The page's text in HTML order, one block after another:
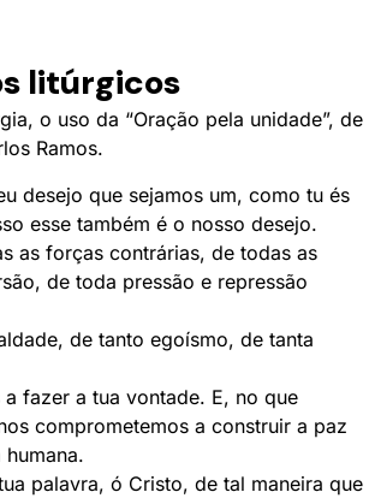
litúrgicos
o uso da “Oração pela unidade”, de
Ramos.
desejo que sejamos um, como tu és
esse também é o nosso desejo.
as forças contrárias, de todas as
de toda pressão e repressão
de tanto egoísmo, de tanta
fazer a tua vontade. E, no que
comprometemos a construir a paz
palavra, ó Cristo, de tal maneira que